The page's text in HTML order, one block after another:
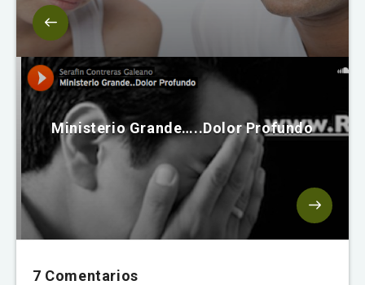
Ministerio Grande…..Dolor Profundo
7 Comentarios